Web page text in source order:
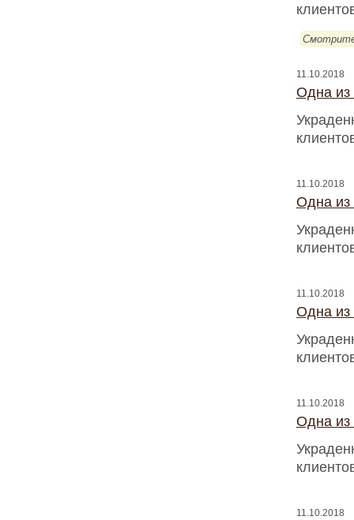
11.10.2018
Одна из
11.10.2018
Одна из
11.10.2018
Одна из
11.10.2018
Одна из
11.10.2018